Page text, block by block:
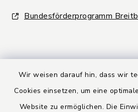
Wir weisen darauf hin, dass wir
Cookies einsetzen, um eine
Website zu ermöglichen. Die
Bundesförderprogramm
Kontakt